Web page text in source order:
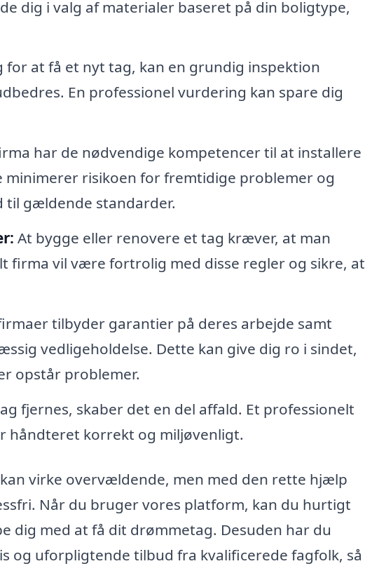
dig i valg af materialer baseret på din boligtype,
for at få et nyt tag, kan en grundig inspektion
En professionel vurdering kan spare dig
har de nødvendige kompetencer til at installere
risikoen for fremtidige problemer og
til gældende standarder.
At bygge eller renovere et tag kræver, at man
firma vil være fortrolig med disse regler og sikre, at
tilbyder garantier på deres arbejde samt
vedligeholdelse. Dette kan give dig ro i sindet,
opstår problemer.
fjernes, skaber det en del affald. Et professionelt
håndteret korrekt og miljøvenligt.
virke overvældende, men med den rette hjælp
Når du bruger vores platform, kan du hurtigt
dig med at få dit drømmetag. Desuden har du
og uforpligtende tilbud fra kvalificerede fagfolk, så